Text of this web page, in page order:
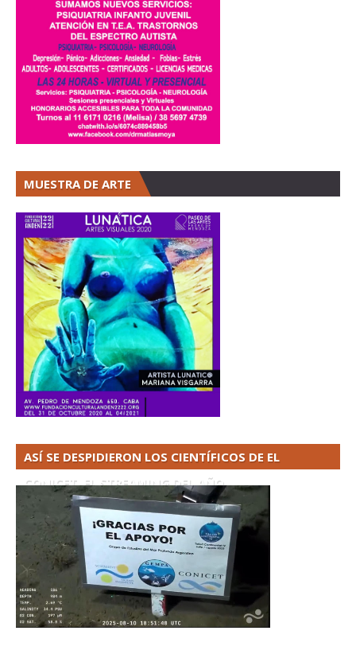
MUESTRA DE ARTE
ASÍ SE DESPIDIERON LOS CIENTÍFICOS DE EL
CONICET. EL STREAMING DEL AÑO